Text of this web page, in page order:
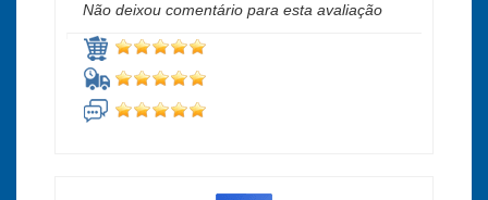
Não deixou comentário para esta avaliação